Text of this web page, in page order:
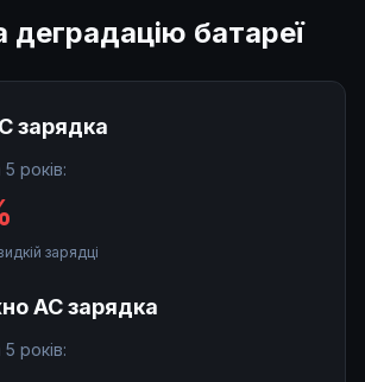
деградацію батареї
зарядка
років:
зарядці
AC зарядка
років: